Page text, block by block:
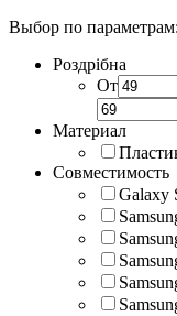
Выбор по параметрам:
Роздрібна
От
Материал
Совместимость
Galaxy